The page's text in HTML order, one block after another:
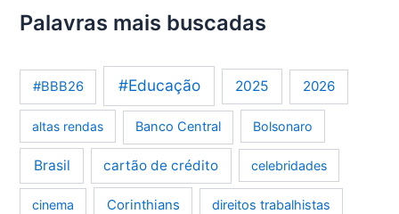
Palavras mais buscadas
#BBB26 #Educação 2025 2026
altas rendas Banco Central Bolsonaro
Brasil cartão de crédito celebridades
cinema Corinthians direitos trabalhistas